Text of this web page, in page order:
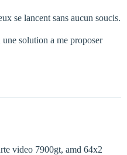
se lancent sans aucun soucis.
solution a me proposer
video 7900gt, amd 64x2